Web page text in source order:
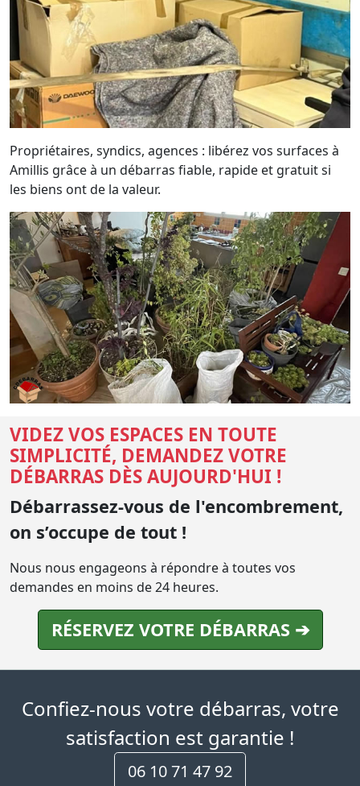
Propriétaires, syndics, agences : libérez vos surfaces à
Amillis grâce à un débarras fiable, rapide et gratuit si
les biens ont de la valeur.
VIDEZ VOS ESPACES EN TOUTE
SIMPLICITÉ, DEMANDEZ VOTRE
DÉBARRAS DÈS AUJOURD'HUI !
Débarrassez-vous de l'encombrement,
on s’occupe de tout !
Nous nous engageons à répondre à toutes vos
demandes en moins de 24 heures.
RÉSERVEZ VOTRE DÉBARRAS ➔
Confiez-nous votre débarras, votre
satisfaction est garantie !
06 10 71 47 92